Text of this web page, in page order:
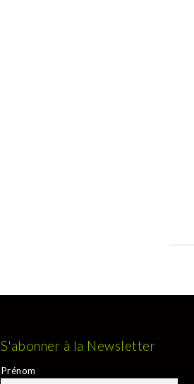
S'abonner à la Newsletter
Prénom